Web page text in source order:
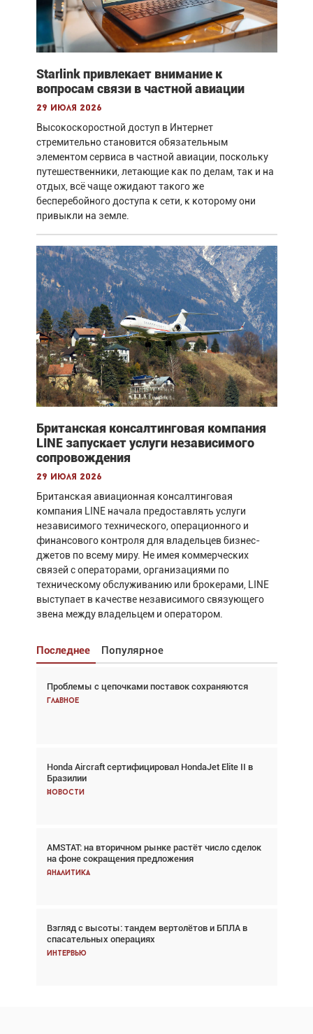
Starlink привлекает внимание к
вопросам связи в частной авиации
29 июля 2026
Высокоскоростной доступ в Интернет
стремительно становится обязательным
элементом сервиса в частной авиации, поскольку
путешественники, летающие как по делам, так и на
отдых, всё чаще ожидают такого же
бесперебойного доступа к сети, к которому они
привыкли на земле.
Британская консалтинговая компания
LINE запускает услуги независимого
сопровождения
29 июля 2026
Британская авиационная консалтинговая
компания LINE начала предоставлять услуги
независимого технического, операционного и
финансового контроля для владельцев бизнес-
джетов по всему миру. Не имея коммерческих
связей с операторами, организациями по
техническому обслуживанию или брокерами, LINE
выступает в качестве независимого связующего
звена между владельцем и оператором.
Последнее Популярное
Проблемы с цепочками поставок сохраняются
Главное
Honda Aircraft сертифицировал HondaJet Elite II в
Бразилии
Новости
AMSTAT: на вторичном рынке растёт число сделок
на фоне сокращения предложения
Аналитика
Взгляд с высоты: тандем вертолётов и БПЛА в
спасательных операциях
Интервью
Взгляд с высоты: тандем вертолётов и БПЛА в
спасательных операциях
Авиационный фотограф Дэйв Кох: «Фотография
говорит сама за себя... а ИИ всё портит»
Новости
Проблемы с цепочками поставок сохраняются
Аналитика
Частный самолёт – это актив. Подходите к
покупке соответствующим образом
Интервью